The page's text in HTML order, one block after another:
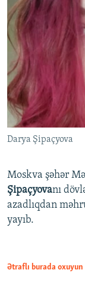
Darya Şipaçyova
Moskva şəhər
Şipaçyovanı
azadlıqdan
yayıb.
Ətraflı burada oxuyun